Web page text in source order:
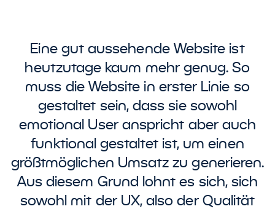
Eine gut aussehende Website ist
heutzutage kaum mehr genug. So
muss die Website in erster Linie so
gestaltet sein, dass sie sowohl
emotional User anspricht aber auch
funktional gestaltet ist, um einen
größtmöglichen Umsatz zu generieren.
Aus diesem Grund lohnt es sich, sich
sowohl mit der UX, also der Qualität